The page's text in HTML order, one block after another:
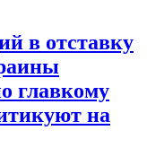
в отставку
главкому
на